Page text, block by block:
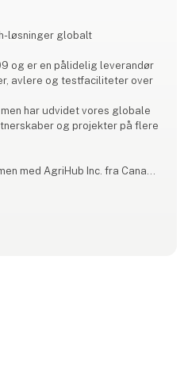
løsninger globalt
og er en pålidelig leverandør
avlere og testfaciliteter over
har udvidet vores globale
og projekter på flere
med AgriHub Inc. fra Canada
Nord- og Sydamerika samt